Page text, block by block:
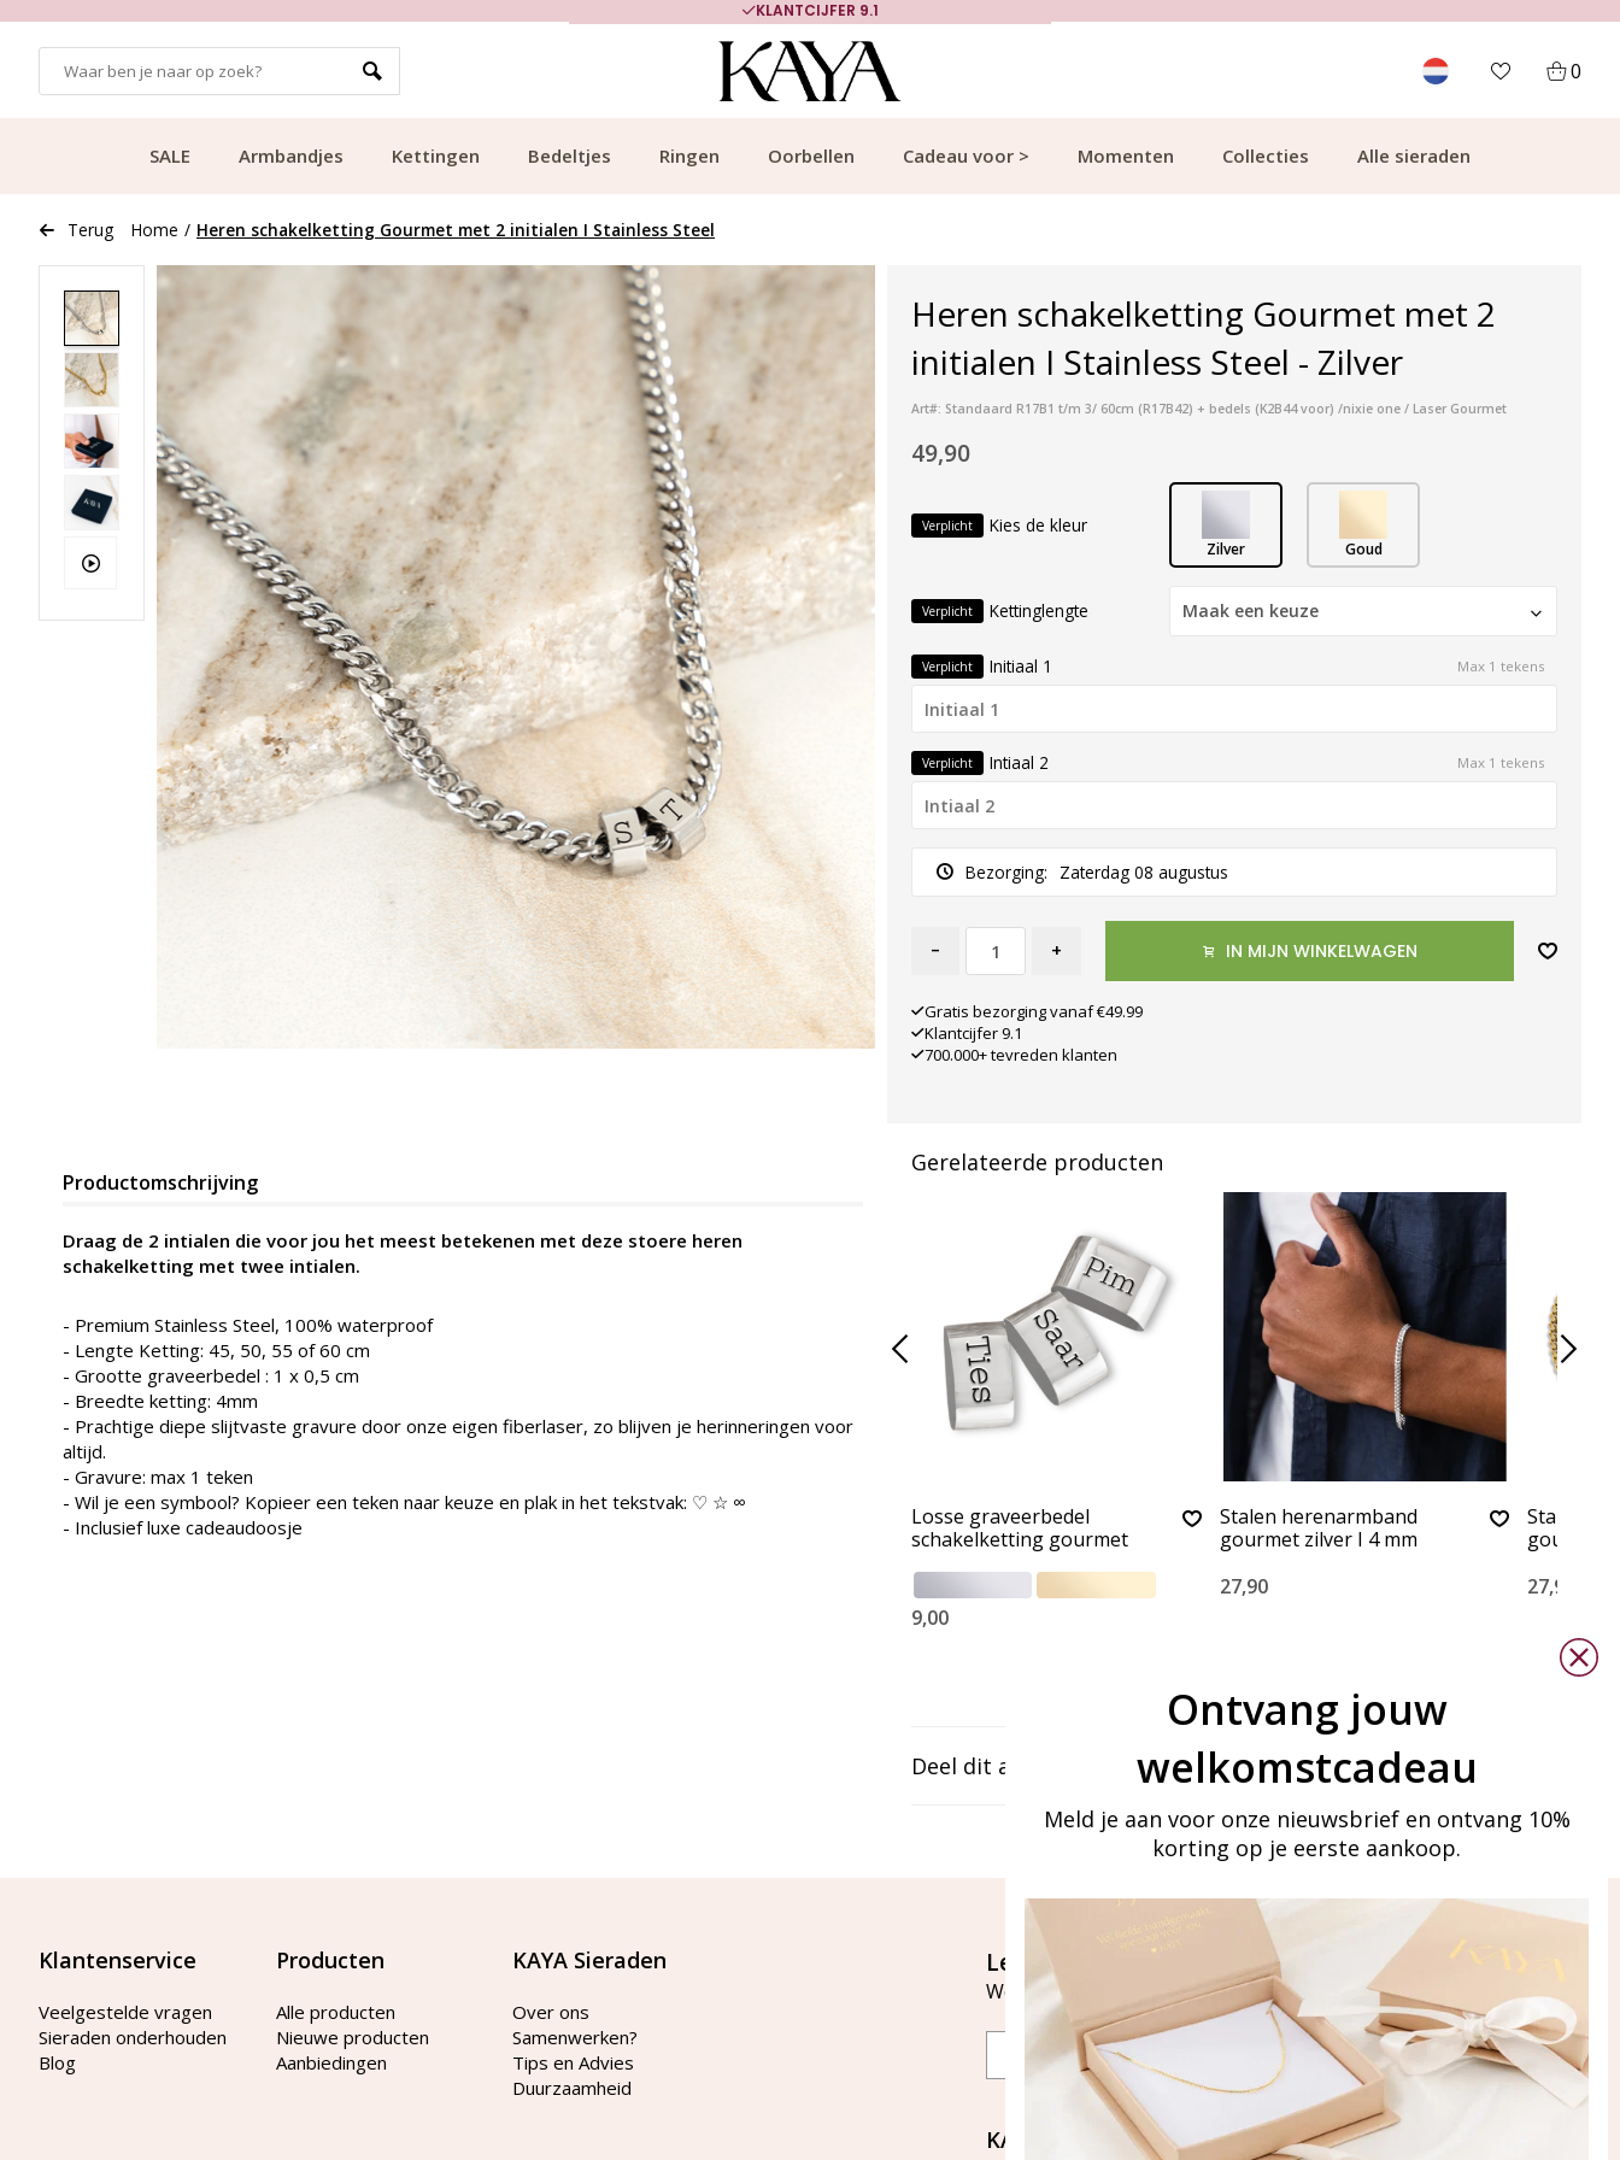
KLANTCIJFER 9.1
0
SALE Armbandjes Kettingen Bedeltjes Ringen Oorbellen Cadeau voor > Momenten Collecties Alle sieraden
Terug Home / Heren schakelketting Gourmet met 2 initialen I Stainless Steel
Heren schakelketting Gourmet met 2
initialen I Stainless Steel - Zilver
Art#: Standaard R17B1 t/m 3/ 60cm (R17B42) + bedels (K2B44 voor) /nixie one / Laser Gourmet
49,90
Verplicht Kies de kleur
Zilver Goud
Verplicht Kettinglengte Maak een keuze
Verplicht Initiaal 1 Max 1 tekens
Verplicht Intiaal 2 Max 1 tekens
Bezorging: Zaterdag 08 augustus
- + IN MIJN WINKELWAGEN
Gratis bezorging vanaf €49.99
Klantcijfer 9.1
700.000+ tevreden klanten
Productomschrijving
Draag de 2 intialen die voor jou het meest betekenen met deze stoere heren
schakelketting met twee intialen.
- Premium Stainless Steel, 100% waterproof
- Lengte Ketting: 45, 50, 55 of 60 cm
- Grootte graveerbedel : 1 x 0,5 cm
- Breedte ketting: 4mm
- Prachtige diepe slijtvaste gravure door onze eigen fiberlaser, zo blijven je herinneringen voor
altijd.
- Gravure: max 1 teken
- Wil je een symbool? Kopieer een teken naar keuze en plak in het tekstvak: ♡ ☆ ∞
- Inclusief luxe cadeaudoosje
Gerelateerde producten
Losse graveerbedel
schakelketting gourmet
9,00
Stalen herenarmband
gourmet zilver I 4 mm
27,90
Stalen
gourmet
27,90
Deel dit artikel
Klantenservice
Veelgestelde vragen
Sieraden onderhouden
Blog
Producten
Alle producten
Nieuwe producten
Aanbiedingen
KAYA Sieraden
Over ons
Samenwerken?
Tips en Advies
Duurzaamheid
Let's stay in touch
Word lid van onze mailinglijst
KAYA Sieraden
Ontvang jouw
welkomstcadeau
Meld je aan voor onze nieuwsbrief en ontvang 10%
korting op je eerste aankoop.